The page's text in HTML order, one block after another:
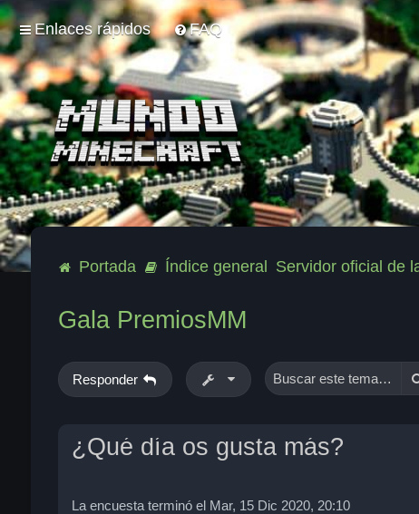
Enlaces rápidos FAQ
Portada Índice general Servidor oficial de
Gala PremiosMM
Responder
¿Qué día os gusta más?
La encuesta terminó el Mar, 15 Dic 2020, 20:10